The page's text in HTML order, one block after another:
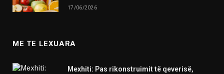
17/06/2026
ME TE LEXUARA
Mexhiti: Pas rikonstruimit të qeverisë,